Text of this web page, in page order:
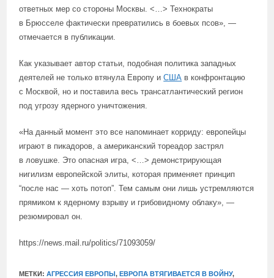
ответных мер со стороны Москвы. <…> Технократы
в Брюсселе фактически превратились в боевых псов», —
отмечается в публикации.
Как указывает автор статьи, подобная политика западных
деятелей не только втянула Европу иСША в конфронтацию
с Москвой, но и поставила весь трансатлантический регион
под угрозу ядерного уничтожения.
«На данный момент это все напоминает корриду: европейцы
играют в пикадоров, а американский тореадор застрял
в ловушке. Это опасная игра, <…> демонстрирующая
нигилизм европейской элиты, которая применяет принцип
“после нас — хоть потоп”. Тем самым они лишь устремляются
прямиком к ядерному взрыву и грибовидному облаку», —
резюмировал он.
https://news.mail.ru/politics/71093059/
МЕТКИ:АГРЕССИЯ ЕВРОПЫ, ЕВРОПА ВТЯГИВАЕТСЯ В ВОЙНУ,